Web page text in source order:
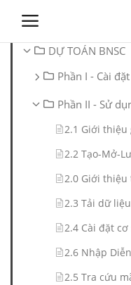
Đăng nhập
Trang chủ
Giới thiệu
Dự toán BNSC
DỰ TOÁN BNSC
Phần I - Cài đặt
Phần II - Sử
2.1 Giới
2.2 Tạo-Mở-
2.0 Giới
2.3 Tải dữ
2.4 Cài đặt
2.6 Nhập
2.5 Tra cứu